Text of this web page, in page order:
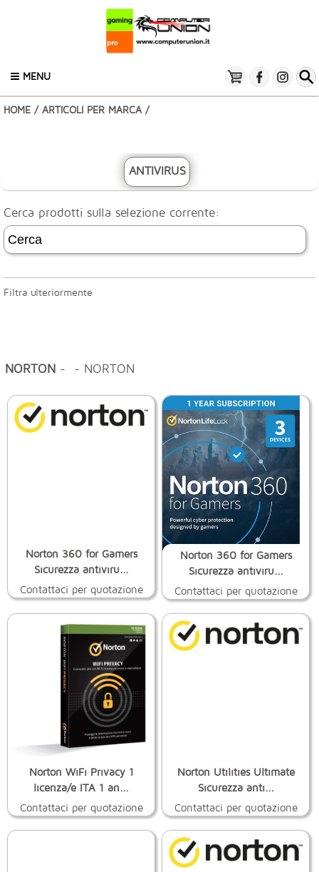
MENU
HOME / ARTICOLI PER MARCA /
ANTIVIRUS
Cerca prodotti sulla selezione corrente:
Filtra ulteriormente
NORTON - - NORTON
Norton 360 for Gamers
Sicurezza antiviru...
Contattaci per quotazione
Norton 360 for Gamers
Sicurezza antiviru...
Contattaci per quotazione
Norton WiFi Privacy 1
licenza/e ITA 1 an...
Contattaci per quotazione
Norton Utilities Ultimate
Sicurezza anti...
Contattaci per quotazione